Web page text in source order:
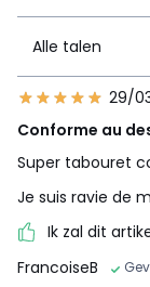
Alle talen
29/
Conforme au
Super tabouret
Je suis ravie de
Ik zal dit
FrancoiseB